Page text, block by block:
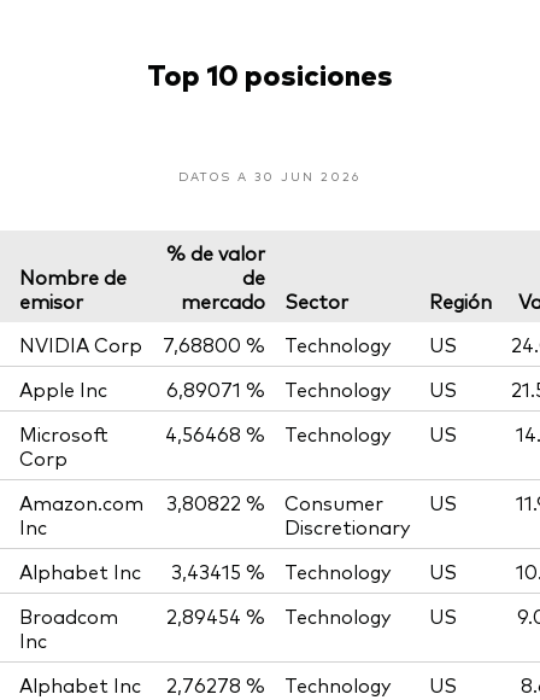
Top 10 posiciones
DATOS A 30 JUN 2026
Nombre de
emisor
% de valor
de
mercado
Sector Región
NVIDIA Corp
7,68800 % Technology US
Apple Inc
6,89071 % Technology US
Microsoft
Corp
4,56468 % Technology US
Amazon.com
Inc
3,80822 %
Consumer
Discretionary
US
Alphabet Inc 3,43415 % Technology US
Broadcom
Inc
2,89454 % Technology US
Alphabet Inc 2,76278 % Technology US